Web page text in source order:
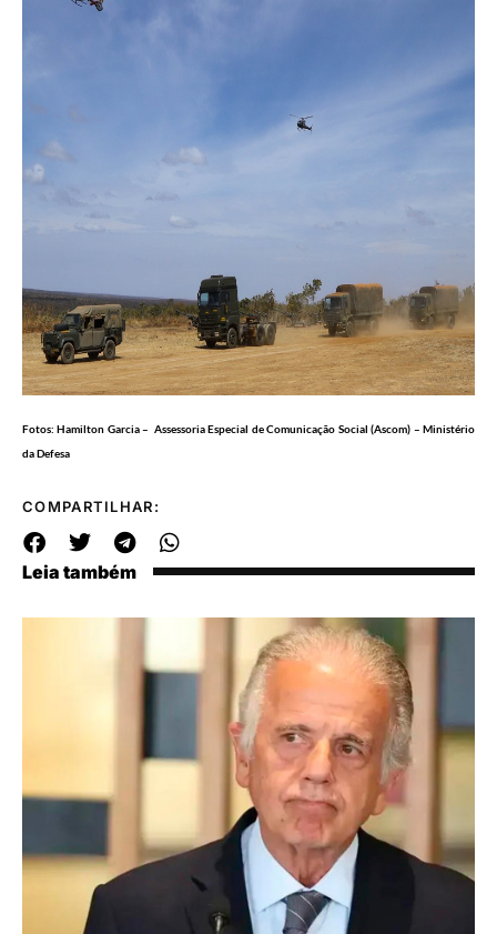
Fotos: Hamilton Garcia – Assessoria Especial de Comunicação Social (Ascom) – Ministério
da Defesa
COMPARTILHAR:
Leia também